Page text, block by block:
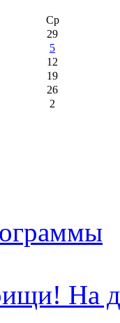
Ср
29
5
12
19
26
2
На